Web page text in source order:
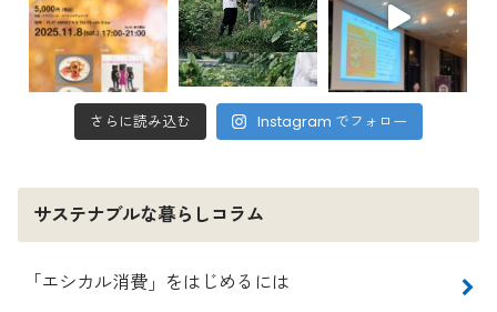
さらに読み込む Instagram でフォロー
サステナブルな暮らしコラム
「エシカル消費」をはじめるには